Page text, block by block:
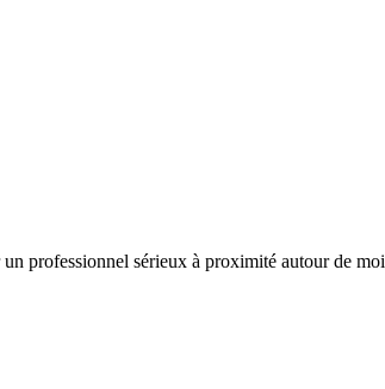
professionnel sérieux à proximité autour de